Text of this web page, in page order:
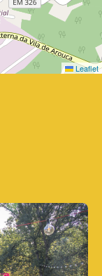
Leaflet